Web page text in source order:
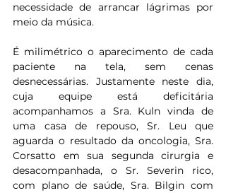
necessidade de arrancar lágrimas por
meio da música.
É milimétrico o aparecimento de cada
paciente na tela, sem cenas
desnecessárias. Justamente neste dia,
cuja equipe está deficitária
acompanhamos a Sra. Kuln vinda de
uma casa de repouso, Sr. Leu que
aguarda o resultado da oncologia, Sra.
Corsatto em sua segunda cirurgia e
desacompanhada, o Sr. Severin rico,
com plano de saúde, Sra. Bilgin com